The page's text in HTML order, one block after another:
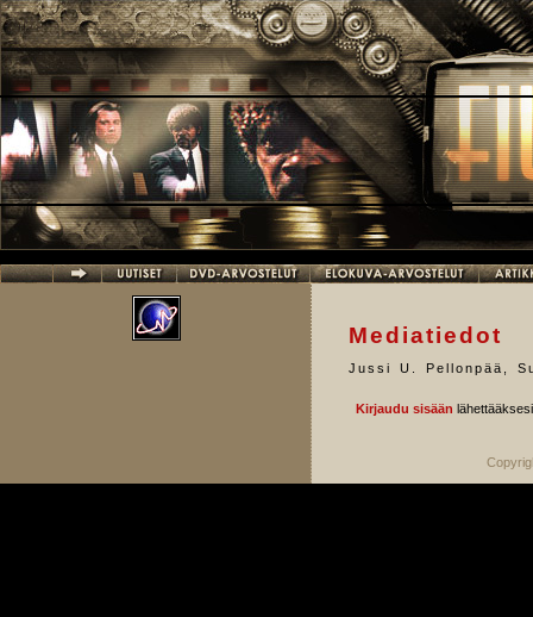
Hyppää pääsisältöön
Mediatiedot
Jussi U. Pellonpää
Kirjaudu sisään